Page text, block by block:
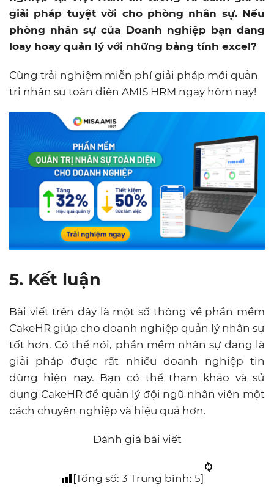
giải pháp tuyệt vời cho phòng nhân sự. Nếu
phòng nhân sự của Doanh nghiệp bạn đang
loay hoay quản lý với những bảng tính excel?
Cùng trải nghiệm miễn phí giải pháp mới quản
trị nhân sự toàn diện AMIS HRM ngay hôm nay!
5. Kết luận
Bài viết trên đây là một số thông về phần mềm
CakeHR giúp cho doanh nghiệp quản lý nhân sự
tốt hơn. Có thể nói, phần mềm nhân sự đang là
giải pháp được rất nhiều doanh nghiệp tin
dùng hiện nay. Bạn có thể tham khảo và sử
dụng CakeHR để quản lý đội ngũ nhân viên một
cách chuyên nghiệp và hiệu quả hơn.
Đánh giá bài viết
[Tổng số: 3 Trung bình: 5]